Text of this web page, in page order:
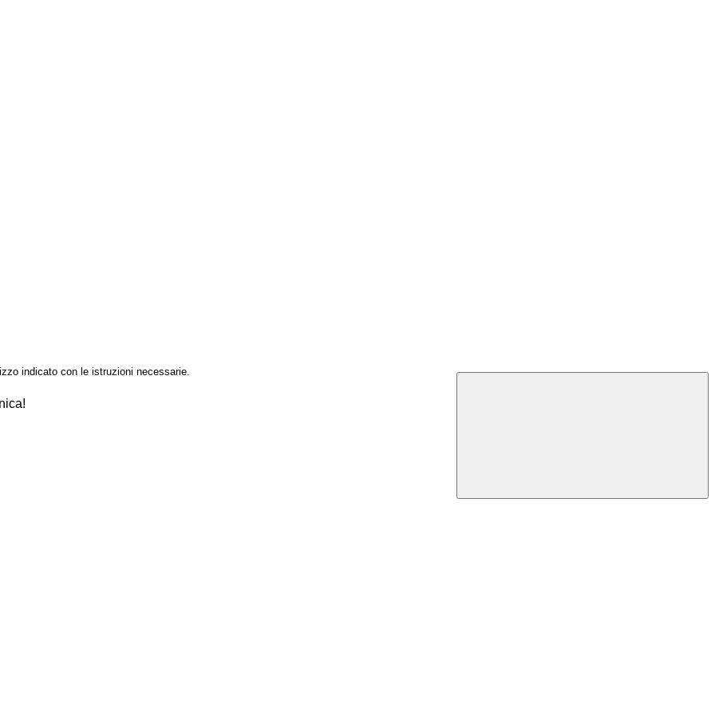
indicato con le istruzioni necessarie.